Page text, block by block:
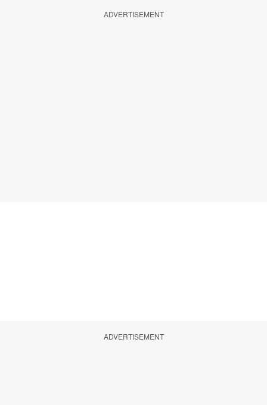
ADVERTISEMENT
ADVERTISEMENT